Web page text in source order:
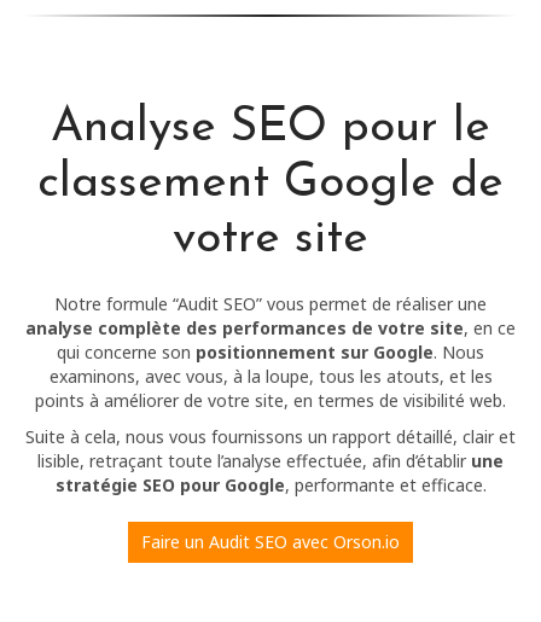
Analyse SEO pour le
classement Google de
votre site
Notre formule “Audit SEO” vous permet de réaliser une
analyse complète des performances de votre site, en ce
qui concerne son positionnement sur Google. Nous
examinons, avec vous, à la loupe, tous les atouts, et les
points à améliorer de votre site, en termes de visibilité web.
Suite à cela, nous vous fournissons un rapport détaillé, clair et
lisible, retraçant toute l’analyse effectuée, afin d’établir une
stratégie SEO pour Google, performante et efficace.
Faire un Audit SEO avec Orson.io